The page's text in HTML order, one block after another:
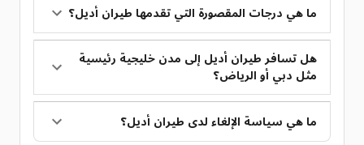
ما هي درجات المقصورة التي تقدمها طيران أديل؟
هل تسافر طيران أديل إلى مدن خليجية رئيسية
مثل دبي أو الرياض؟
ما هي سياسة الإلغاء لدى طيران أديل؟